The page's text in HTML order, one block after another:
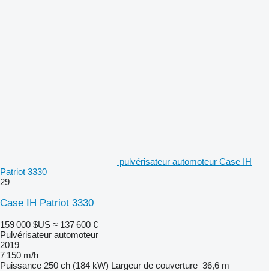
pulvérisateur automoteur Case IH
Patriot 3330
29
Case IH Patriot 3330
159 000 $US ≈ 137 600 €
Pulvérisateur automoteur
2019
7 150 m/h
Puissance 250 ch (184 kW) Largeur de couverture 36,6 m